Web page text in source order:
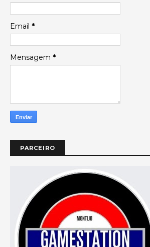
Email *
Mensagem *
PARCEIRO